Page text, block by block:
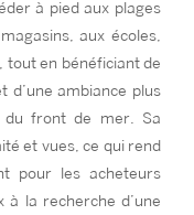
à pied aux plages
aux écoles,
tout en bénéficiant de
d’une ambiance plus
du front de mer. Sa
et vues, ce qui rend
pour les acheteurs
à la recherche d’une